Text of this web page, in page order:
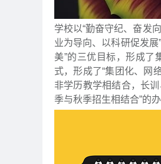
学校以“勤奋守纪、奋发
业为导向、以科研促发
美”的三优目标，形成了
式，形成了“集团化、网
非学历教学相结合，长
季与秋季招生相结合”的办